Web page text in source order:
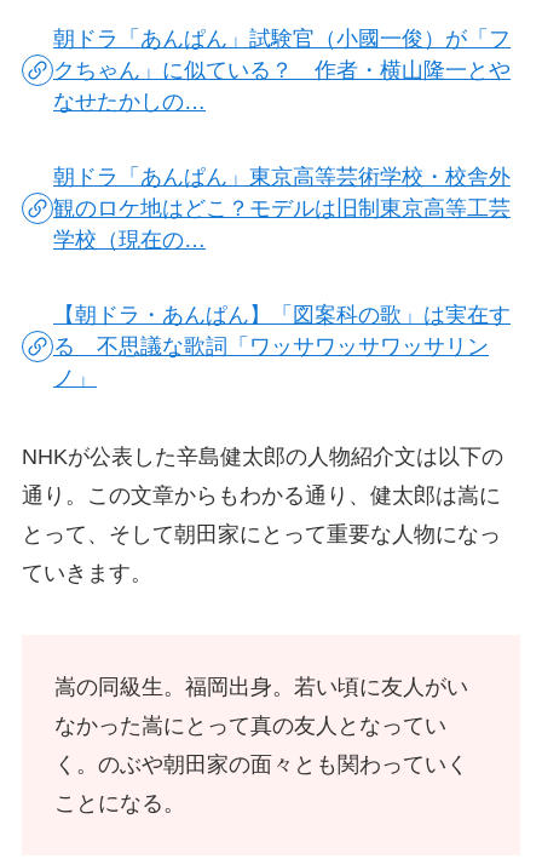
朝ドラ「あんぱん」試験官（小國一俊）が「フ
クちゃん」に似ている？ 作者・横山隆一とや
なせたかしの…
朝ドラ「あんぱん」東京高等芸術学校・校舎外
観のロケ地はどこ？モデルは旧制東京高等工芸
学校（現在の…
【朝ドラ・あんぱん】「図案科の歌」は実在す
る 不思議な歌詞「ワッサワッサワッサリン
ノ」
NHKが公表した辛島健太郎の人物紹介文は以下の
通り。この文章からもわかる通り、健太郎は嵩に
とって、そして朝田家にとって重要な人物になっ
ていきます。
嵩の同級生。福岡出身。若い頃に友人がい
なかった嵩にとって真の友人となってい
く。のぶや朝田家の面々とも関わっていく
ことになる。